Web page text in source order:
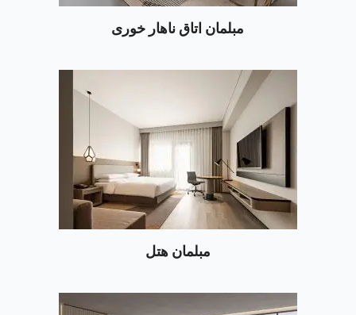
مبلمان اتاق ناهار خوری
مبلمان هتل